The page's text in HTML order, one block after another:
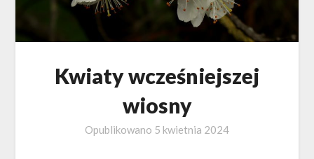
Kwiaty wcześniejszej
wiosny
Opublikowano 5 kwietnia 2024